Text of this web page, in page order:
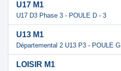
U17 M1
U17 D3 Phase 3 - POULE D - 3
U13 M1
Départemental 2 U13 P3 - POULE
LOISIR M1